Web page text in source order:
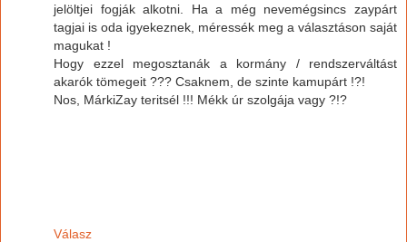
jelöltjei fogják alkotni. Ha a még nevemégsincs zaypárt
tagjai is oda igyekeznek, méressék meg a választáson saját
magukat !
Hogy ezzel megosztanák a kormány / rendszerváltást
akarók tömegeit ??? Csaknem, de szinte kamupárt !?!
Nos, MárkiZay teritsél !!! Mékk úr szolgája vagy ?!?
Válasz